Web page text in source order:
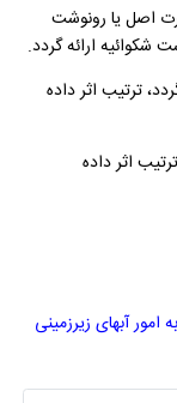
اصل یا رونوشت
شکوائیه ارائه گردد.
ترتیب اثر داده
اثر داده
آبهای زیرزمینی